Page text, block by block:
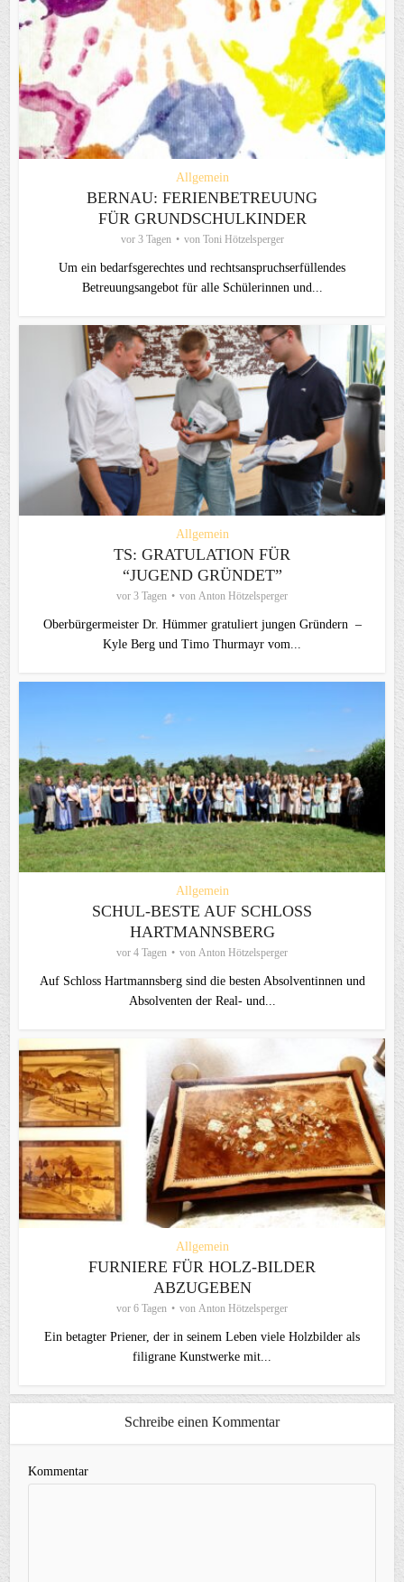
Allgemein
BERNAU: FERIENBETREUUNG
FÜR GRUNDSCHULKINDER
vor 3 Tagen von Toni Hötzelsperger
Um ein bedarfsgerechtes und rechtsanspruchserfüllendes
Betreuungsangebot für alle Schülerinnen und...
Allgemein
TS: GRATULATION FÜR
“JUGEND GRÜNDET”
vor 3 Tagen von Anton Hötzelsperger
Oberbürgermeister Dr. Hümmer gratuliert jungen Gründern –
Kyle Berg und Timo Thurmayr vom...
Allgemein
SCHUL-BESTE AUF SCHLOSS
HARTMANNSBERG
vor 4 Tagen von Anton Hötzelsperger
Auf Schloss Hartmannsberg sind die besten Absolventinnen und
Absolventen der Real- und...
Allgemein
FURNIERE FÜR HOLZ-BILDER
ABZUGEBEN
vor 6 Tagen von Anton Hötzelsperger
Ein betagter Priener, der in seinem Leben viele Holzbilder als
filigrane Kunstwerke mit...
Schreibe einen Kommentar
Kommentar